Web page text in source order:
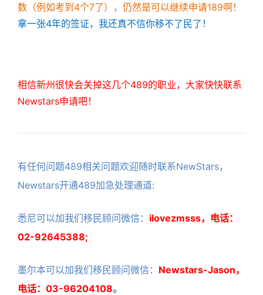
数（例如考到4个7了），仍然是可以继续申请189啊！
拿一张4年的签证，我还真不信你移不了民了！
相信新州很快会关掉这几个489的职业，大家快快联系
Newstars申请吧！
有任何问题489相关问题欢迎随时联系NewStars，
Newstars开通489加急处理通道:
悉尼可以加我们移民顾问微信： ilovezmsss，电话：
02-92645388;
墨尔本可以加我们移民顾问微信： Newstars-Jason，
电话：03-96204108。